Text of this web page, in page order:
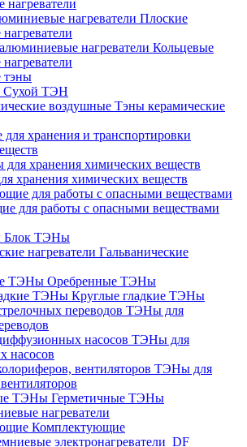
Плоские
Кольцевые
тэны
Сухой ТЭН
Тэны керамические
хранения и транспортировки
хранения химических веществ
для работы с опасными веществами
Блок ТЭНы
Гальванические
Оребренные ТЭНы
Круглые гладкие ТЭНы
ТЭНы для
ТЭНы для
насосов
ТЭНы для
Герметичные ТЭНы
нагреватели
Комплектующие